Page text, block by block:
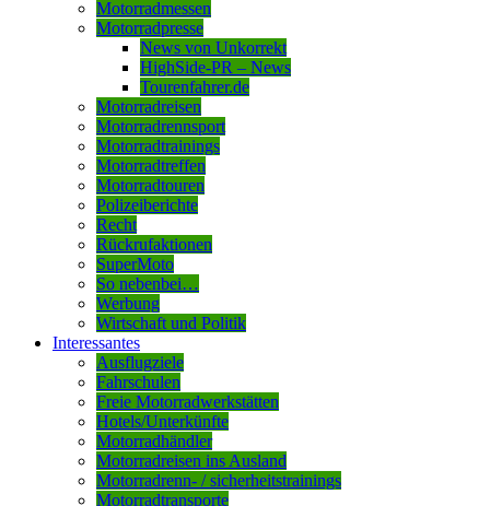
Motorradmessen
Motorradpresse
News von Unkorrekt
HighSide-PR – News
Tourenfahrer.de
Motorradreisen
Motorradrennsport
Motorradtrainings
Motorradtreffen
Motorradtouren
Polizeiberichte
Recht
Rückrufaktionen
SuperMoto
So nebenbei…
Werbung
Wirtschaft und Politik
Interessantes
Ausflugziele
Fahrschulen
Freie Motorradwerkstätten
Hotels/Unterkünfte
Motorradhändler
Motorradreisen ins Ausland
Motorradrenn- / sicherheitstrainings
Motorradtransporte